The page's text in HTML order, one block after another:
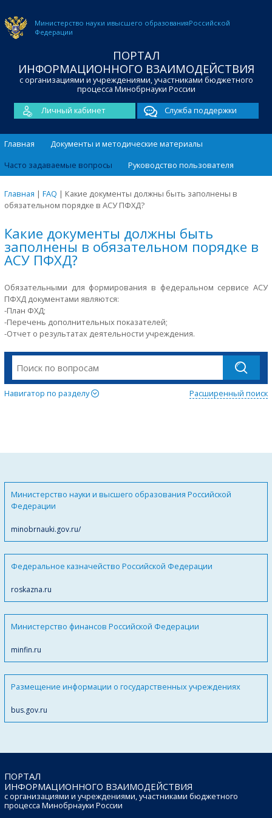
Министерство науки ивысшего образованияРоссийской
Федерации
ПОРТАЛ
ИНФОРМАЦИОННОГО ВЗАИМОДЕЙСТВИЯ
с организациями и учреждениями, участниками бюджетного
процесса Минобрнауки России
Личный кабинет
Служба поддержки
Главная
Документы и методические материалы
Часто задаваемые вопросы
Руководство пользователя
Главная | FAQ | Какие документы должны быть заполнены в
обязательном порядке в АСУ ПФХД?
Какие документы должны быть
заполнены в обязательном порядке в
АСУ ПФХД?
Обязательными для формирования в федеральном сервисе АСУ
ПФХД документами являются:
-План ФХД;
-Перечень дополнительных показателей;
-Отчет о результатах деятельности учреждения.
Навигатор по разделу Расширенный поиск
Министерство науки и высшего образования Российской
Федерации
minobrnauki.gov.ru/
Федеральное казначейство Российской Федерации
roskazna.ru
Министерство финансов Российской Федерации
minfin.ru
Размещение информации о государственных учреждениях
bus.gov.ru
ПОРТАЛ
ИНФОРМАЦИОННОГО ВЗАИМОДЕЙСТВИЯ
с организациями и учреждениями, участниками бюджетного
процесса Минобрнауки России